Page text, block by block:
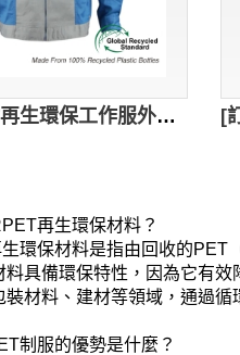
[訂製RPET再生環保工作服外套]｜工地地盤工作服｜訂製公司、地盤工業制服logo｜GRS認證環保回收紗｜可持續發展｜灰色與藍色的拼接｜D442
再生環保材料？
環保材料是指由回收的PET
料具備環保特性，因為它有
裝材料、建材等領域，通過
制服的優勢是什麼？